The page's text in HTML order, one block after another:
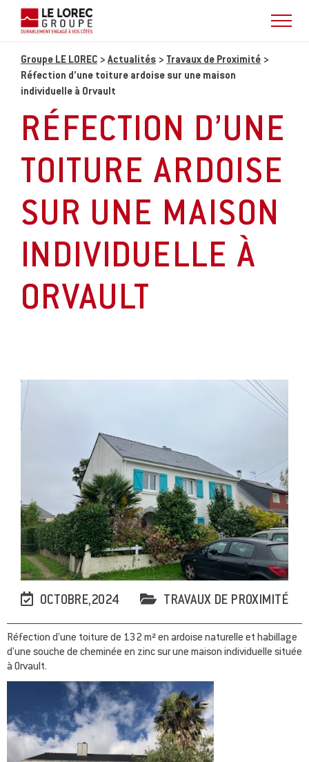
Groupe LE LOREC > Actualités > Travaux de Proximité >
Réfection d’une toiture ardoise sur une maison
individuelle à Orvault
RÉFECTION D’UNE
TOITURE ARDOISE
SUR UNE MAISON
INDIVIDUELLE À
ORVAULT
OCTOBRE,2024 TRAVAUX DE PROXIMITÉ
Réfection d’une toiture de 132 m² en ardoise naturelle et habillage
d’une souche de cheminée en zinc sur une maison individuelle située
à Orvault.